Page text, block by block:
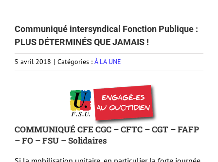
Communiqué intersyndical Fonction Publique :
PLUS DÉTERMINÉS QUE JAMAIS !
5 avril 2018 | Catégories : À LA UNE
COMMUNIQUÉ CFE CGC – CFTC – CGT – FAFP
– FO – FSU – Solidaires